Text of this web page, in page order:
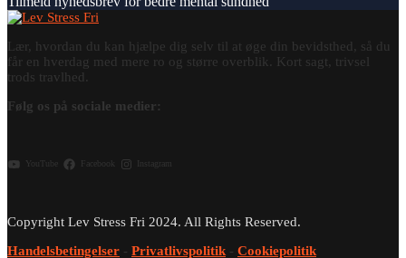
Lær, hvordan du kan hjælpe dig selv til at øge din bevidsthed, så du
får en hverdag med mere ro og større overblik. Kort sagt, trivsel
trods travlhed.
Følg os på sociale medier:
YouTube Facebook Instagram
Copyright Lev Stress Fri 2024. All Rights Reserved.
Handelsbetingelser - Privatlivspolitik - Cookiepolitik